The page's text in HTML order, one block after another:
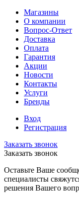
Магазины
О компании
Вопрос-Ответ
Доставка
Оплата
Гарантия
Акции
Новости
Контакты
Услуги
Бренды
Вход
Регистрация
Заказать звонок
Заказать звонок
Оставьте Ваше
специалисты
решения Вашего